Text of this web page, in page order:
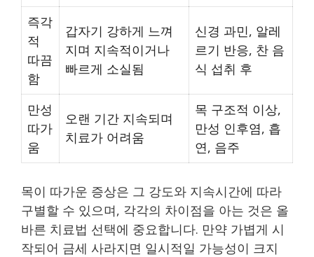
즉각
적
따끔
함
갑자기 강하게 느껴
지며 지속적이거나
빠르게 소실됨
신경 과민, 알레
르기 반응, 찬 음
식 섭취 후
만성
따가
움
오랜 기간 지속되며
치료가 어려움
목 구조적 이상,
만성 인후염, 흡
연, 음주
목이 따가운 증상은 그 강도와 지속시간에 따라
구별할 수 있으며, 각각의 차이점을 아는 것은 올
바른 치료법 선택에 중요합니다. 만약 가볍게 시
작되어 금세 사라지면 일시적일 가능성이 크지